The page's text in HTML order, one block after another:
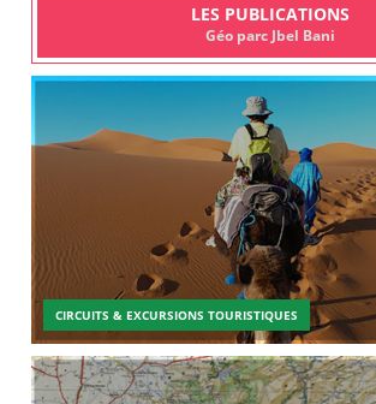
LES PUBLICATIONS
Géo parc Jbel Bani
CIRCUITS & EXCURSIONS TOURISTIQUES